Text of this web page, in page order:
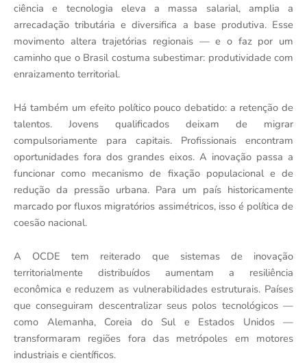
ciência e tecnologia eleva a massa salarial, amplia a
arrecadação tributária e diversifica a base produtiva. Esse
movimento altera trajetórias regionais — e o faz por um
caminho que o Brasil costuma subestimar: produtividade com
enraizamento territorial.
Há também um efeito político pouco debatido: a retenção de
talentos. Jovens qualificados deixam de migrar
compulsoriamente para capitais. Profissionais encontram
oportunidades fora dos grandes eixos. A inovação passa a
funcionar como mecanismo de fixação populacional e de
redução da pressão urbana. Para um país historicamente
marcado por fluxos migratórios assimétricos, isso é política de
coesão nacional.
A OCDE tem reiterado que sistemas de inovação
territorialmente distribuídos aumentam a resiliência
econômica e reduzem as vulnerabilidades estruturais. Países
que conseguiram descentralizar seus polos tecnológicos —
como Alemanha, Coreia do Sul e Estados Unidos —
transformaram regiões fora das metrópoles em motores
industriais e científicos.